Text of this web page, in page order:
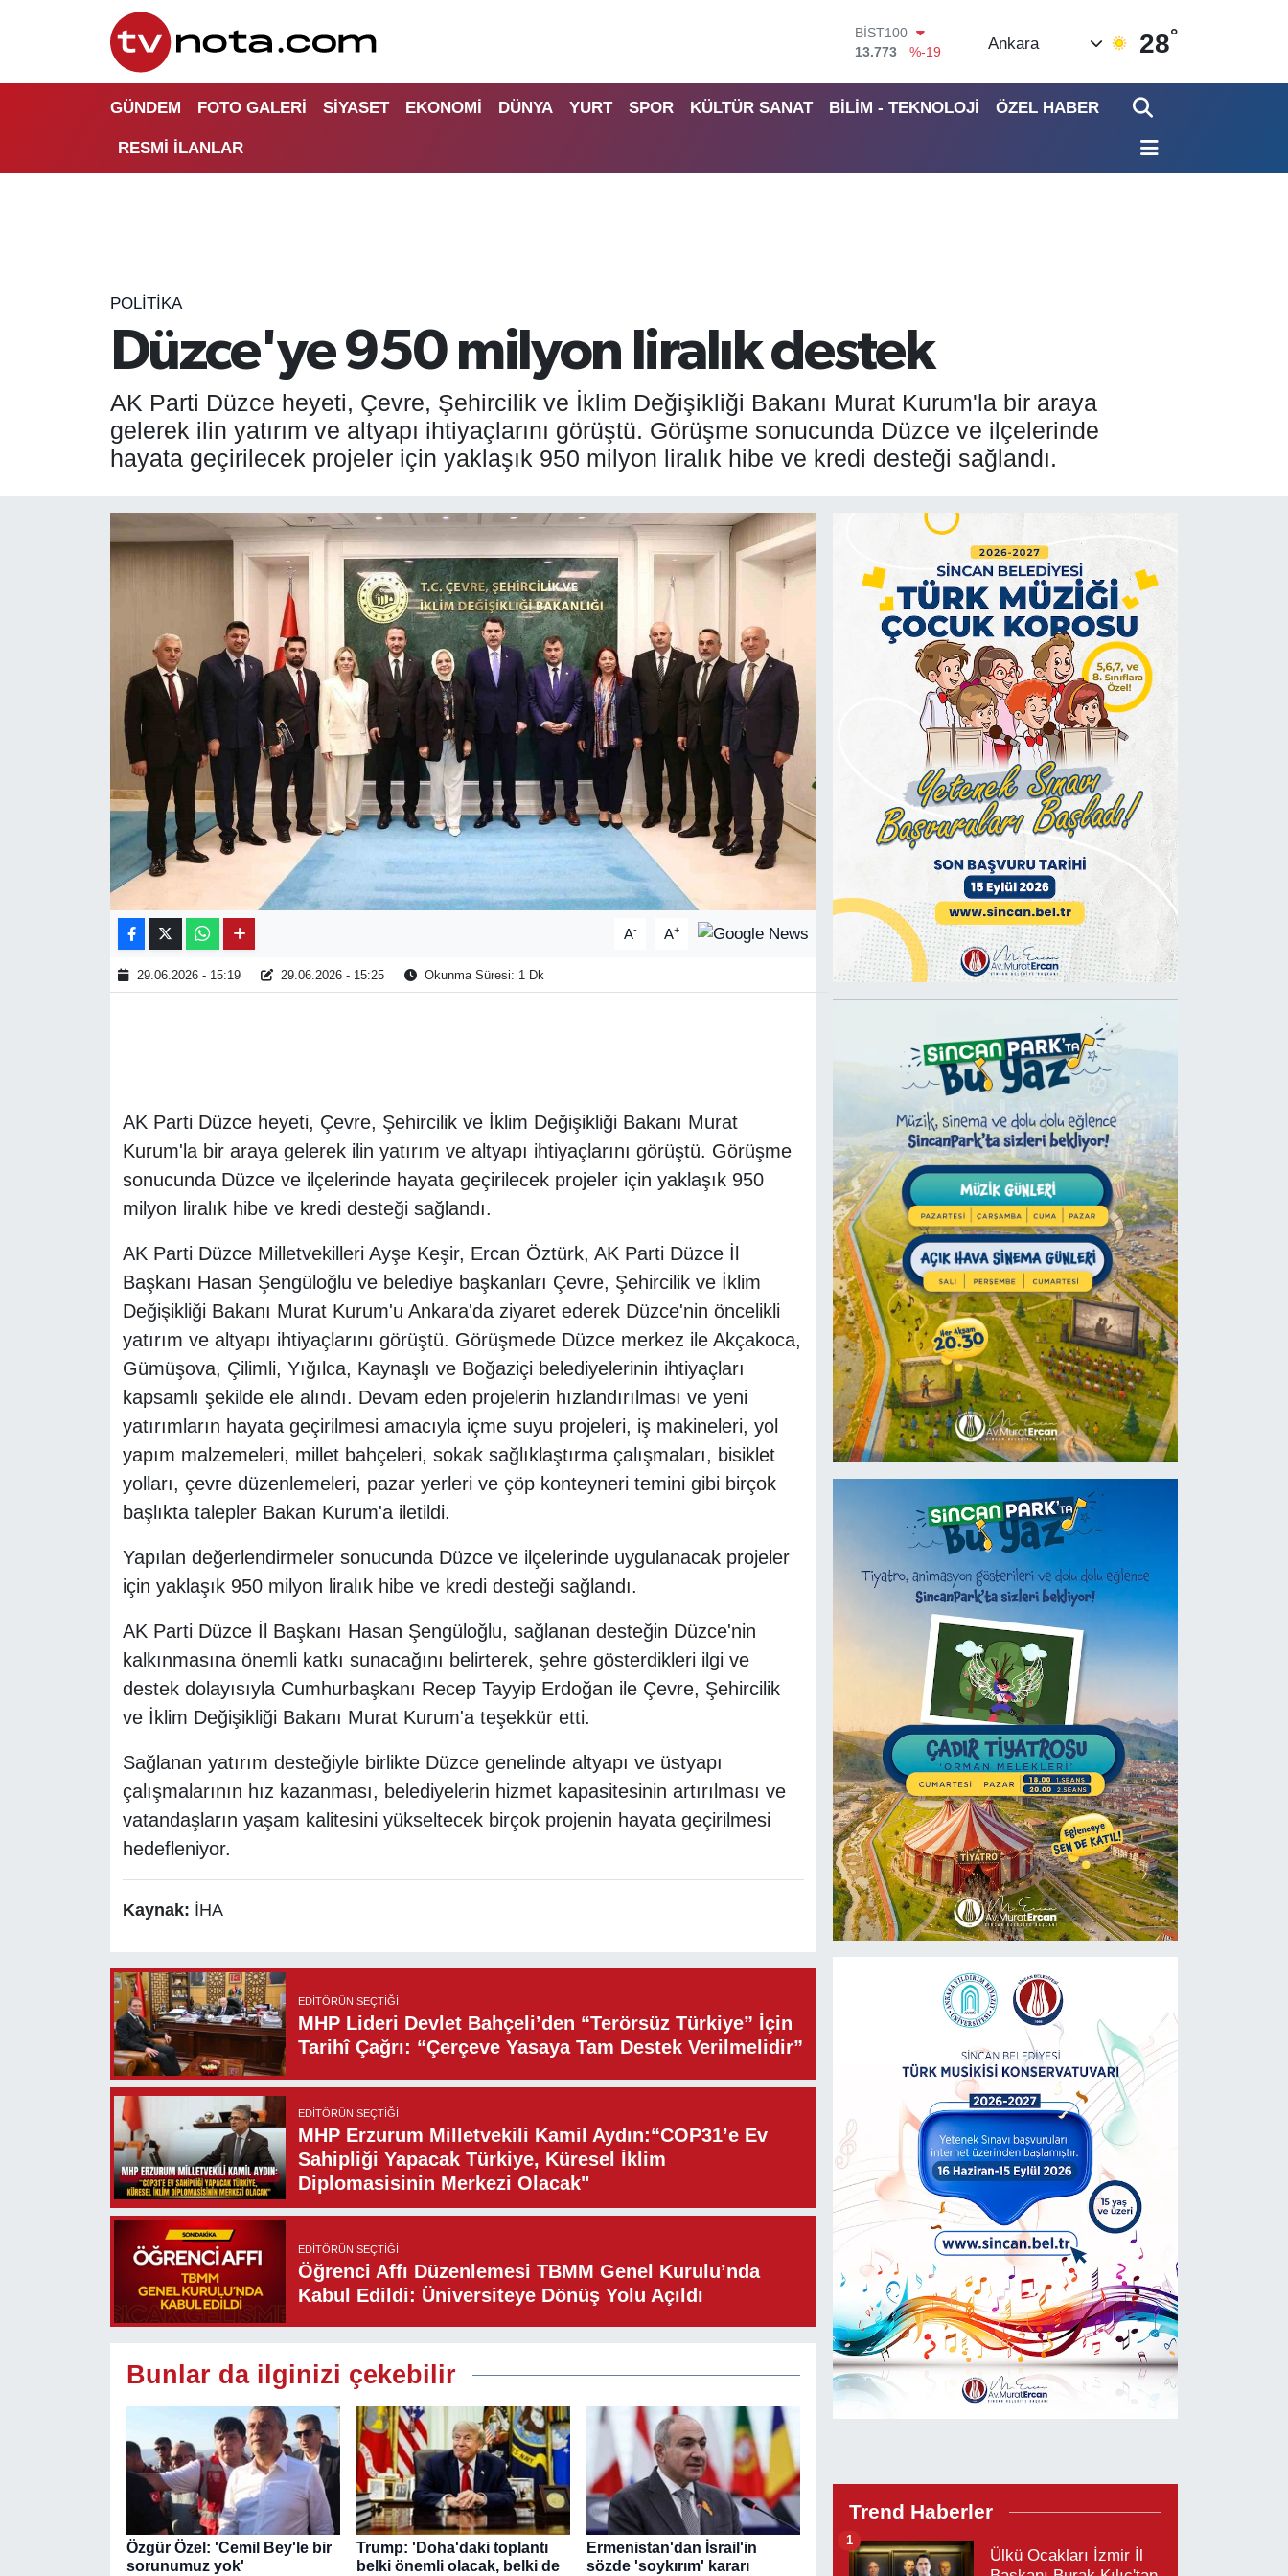
BITCOIN
65.130,04
%1.2
EURO
Ankara 28°
GÜNDEM FOTO GALERİ SİYASET EKONOMİ DÜNYA YURT SPOR KÜLTÜR SANAT BİLİM - TEKNOLOJİ ÖZEL HABER
RESMİ İLANLAR
POLİTİKA
Düzce'ye 950 milyon liralık destek
AK Parti Düzce heyeti, Çevre, Şehircilik ve İklim Değişikliği Bakanı Murat Kurum'la bir araya
gelerek ilin yatırım ve altyapı ihtiyaçlarını görüştü. Görüşme sonucunda Düzce ve ilçelerinde
hayata geçirilecek projeler için yaklaşık 950 milyon liralık hibe ve kredi desteği sağlandı.
A- A+
29.06.2026 - 15:19 29.06.2026 - 15:25 Okunma Süresi: 1 Dk
AK Parti Düzce heyeti, Çevre, Şehircilik ve İklim Değişikliği Bakanı Murat
Kurum'la bir araya gelerek ilin yatırım ve altyapı ihtiyaçlarını görüştü. Görüşme
sonucunda Düzce ve ilçelerinde hayata geçirilecek projeler için yaklaşık 950
milyon liralık hibe ve kredi desteği sağlandı.
AK Parti Düzce Milletvekilleri Ayşe Keşir, Ercan Öztürk, AK Parti Düzce İl
Başkanı Hasan Şengüloğlu ve belediye başkanları Çevre, Şehircilik ve İklim
Değişikliği Bakanı Murat Kurum'u Ankara'da ziyaret ederek Düzce'nin öncelikli
yatırım ve altyapı ihtiyaçlarını görüştü. Görüşmede Düzce merkez ile Akçakoca,
Gümüşova, Çilimli, Yığılca, Kaynaşlı ve Boğaziçi belediyelerinin ihtiyaçları
kapsamlı şekilde ele alındı. Devam eden projelerin hızlandırılması ve yeni
yatırımların hayata geçirilmesi amacıyla içme suyu projeleri, iş makineleri, yol
yapım malzemeleri, millet bahçeleri, sokak sağlıklaştırma çalışmaları, bisiklet
yolları, çevre düzenlemeleri, pazar yerleri ve çöp konteyneri temini gibi birçok
başlıkta talepler Bakan Kurum'a iletildi.
Yapılan değerlendirmeler sonucunda Düzce ve ilçelerinde uygulanacak projeler
için yaklaşık 950 milyon liralık hibe ve kredi desteği sağlandı.
AK Parti Düzce İl Başkanı Hasan Şengüloğlu, sağlanan desteğin Düzce'nin
kalkınmasına önemli katkı sunacağını belirterek, şehre gösterdikleri ilgi ve
destek dolayısıyla Cumhurbaşkanı Recep Tayyip Erdoğan ile Çevre, Şehircilik
ve İklim Değişikliği Bakanı Murat Kurum'a teşekkür etti.
Sağlanan yatırım desteğiyle birlikte Düzce genelinde altyapı ve üstyapı
çalışmalarının hız kazanması, belediyelerin hizmet kapasitesinin artırılması ve
vatandaşların yaşam kalitesini yükseltecek birçok projenin hayata geçirilmesi
hedefleniyor.
Kaynak: İHA
EDITÖRÜN SEÇTIĞI
MHP Lideri Devlet Bahçeli’den “Terörsüz Türkiye” İçin
Tarihî Çağrı: “Çerçeve Yasaya Tam Destek Verilmelidir”
EDITÖRÜN SEÇTIĞI
MHP Erzurum Milletvekili Kamil Aydın:“COP31’e Ev
Sahipliği Yapacak Türkiye, Küresel İklim
Diplomasisinin Merkezi Olacak"
EDITÖRÜN SEÇTIĞI
Öğrenci Affı Düzenlemesi TBMM Genel Kurulu’nda
Kabul Edildi: Üniversiteye Dönüş Yolu Açıldı
Bunlar da ilginizi çekebilir
Özgür Özel: 'Cemil Bey'le bir
sorunumuz yok'
Trump: 'Doha'daki toplantı
belki önemli olacak, belki de
Ermenistan'dan İsrail'in
sözde 'soykırım' kararı
Trend Haberler
Ülkü Ocakları İzmir İl
1
GÜNDEM
EKONOMİ
ÖZEL HABER
SAĞLIK
ÇEVRE
YAŞAM
KÜLTÜR SANAT
MAGAZİN
Hava Durumu
Süper Lig Puan Durumu ve Fikstür